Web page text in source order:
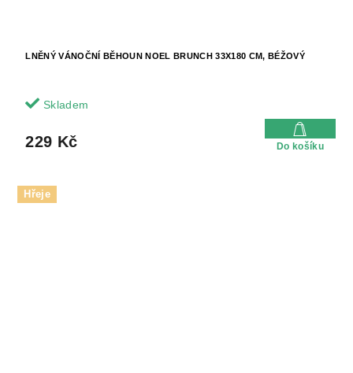
LNĚNÝ VÁNOČNÍ BĚHOUN NOEL BRUNCH 33X180 CM, BÉŽOVÝ
Skladem
229 Kč Do košíku
Hřeje